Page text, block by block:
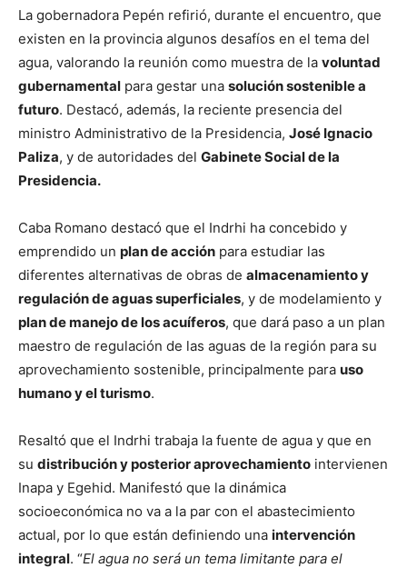
La gobernadora Pepén refirió, durante el encuentro, que
existen en la provincia algunos desafíos en el tema del
agua, valorando la reunión como muestra de la voluntad
gubernamental para gestar una solución sostenible a
futuro. Destacó, además, la reciente presencia del
ministro Administrativo de la Presidencia, José Ignacio
Paliza, y de autoridades del Gabinete Social de la
Presidencia.
Caba Romano destacó que el Indrhi ha concebido y
emprendido un plan de acción para estudiar las
diferentes alternativas de obras de almacenamiento y
regulación de aguas superficiales, y de modelamiento y
plan de manejo de los acuíferos, que dará paso a un plan
maestro de regulación de las aguas de la región para su
aprovechamiento sostenible, principalmente para uso
humano y el turismo.
Resaltó que el Indrhi trabaja la fuente de agua y que en
su distribución y posterior aprovechamiento intervienen
Inapa y Egehid. Manifestó que la dinámica
socioeconómica no va a la par con el abastecimiento
actual, por lo que están definiendo una intervención
integral. “El agua no será un tema limitante para el